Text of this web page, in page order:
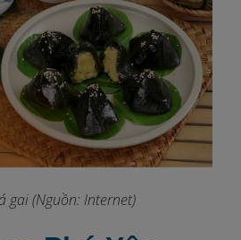
gai(Nguồn: Internet)